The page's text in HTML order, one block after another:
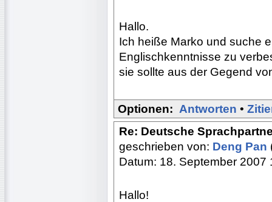
Hallo.
Ich heiße Marko und suche
Englischkenntnisse zu
sie sollte aus der Gegend
Optionen: Antworten •
Re: Deutsche
geschrieben von: Deng Pan
Datum: 18. September 2007
Hallo!